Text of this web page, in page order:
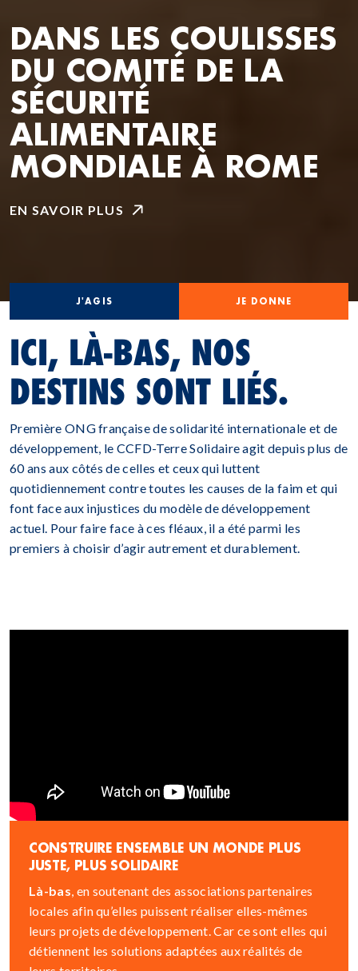
DANS LES COULISSES
DU COMITÉ DE LA
SÉCURITÉ
ALIMENTAIRE
MONDIALE À ROME
EN SAVOIR PLUS
J'AGIS JE DONNE
ICI, LÀ-BAS, NOS
DESTINS SONT LIÉS.
Première ONG française de solidarité internationale et de
développement, le CCFD-Terre Solidaire agit depuis plus de
60 ans aux côtés de celles et ceux qui luttent
quotidiennement contre toutes les causes de la faim et qui
font face aux injustices du modèle de développement
actuel. Pour faire face à ces fléaux, il a été parmi les
premiers à choisir d’agir autrement et durablement.
CONSTRUIRE ENSEMBLE UN MONDE PLUS
JUSTE, PLUS SOLIDAIRE
Là-bas, en soutenant des associations partenaires
locales afin qu’elles puissent réaliser elles-mêmes
leurs projets de développement. Car ce sont elles qui
détiennent les solutions adaptées aux réalités de